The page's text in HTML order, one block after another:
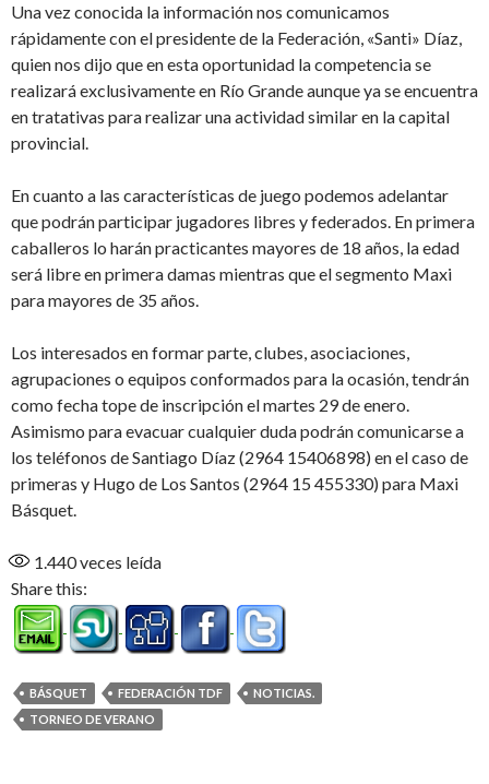
Una vez conocida la información nos comunicamos
rápidamente con el presidente de la Federación, «Santi» Díaz,
quien nos dijo que en esta oportunidad la competencia se
realizará exclusivamente en Río Grande aunque ya se encuentra
en tratativas para realizar una actividad similar en la capital
provincial.
En cuanto a las características de juego podemos adelantar
que podrán participar jugadores libres y federados. En primera
caballeros lo harán practicantes mayores de 18 años, la edad
será libre en primera damas mientras que el segmento Maxi
para mayores de 35 años.
Los interesados en formar parte, clubes, asociaciones,
agrupaciones o equipos conformados para la ocasión, tendrán
como fecha tope de inscripción el martes 29 de enero.
Asimismo para evacuar cualquier duda podrán comunicarse a
los teléfonos de Santiago Díaz (2964 15406898) en el caso de
primeras y Hugo de Los Santos (2964 15 455330) para Maxi
Básquet.
1.440veces leída
Share this:
BÁSQUET FEDERACIÓN TDF
NOTICIAS.
TORNEO DE VERANO